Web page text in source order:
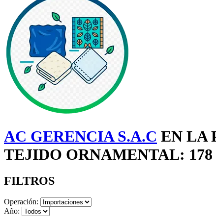
AC GERENCIA S.A.C EN LA
TEJIDO ORNAMENTAL:
FILTROS
Operación:
Año: